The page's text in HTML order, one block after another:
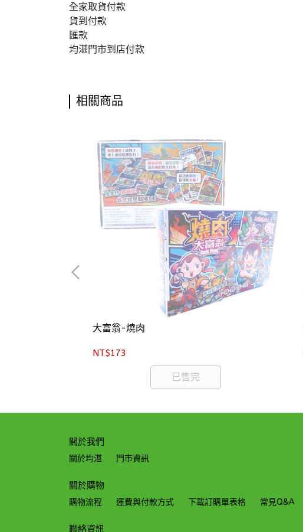
全家取貨付款
貨到付款
匯款
均湛門市到店付款
相關商品
大富翁-燒肉
NT$173
已售完
關於我們
關於均湛 門市資訊
關於購物
購物流程 運費與付款方式 下載訂購單表格 常見Q&A
聯絡資訊